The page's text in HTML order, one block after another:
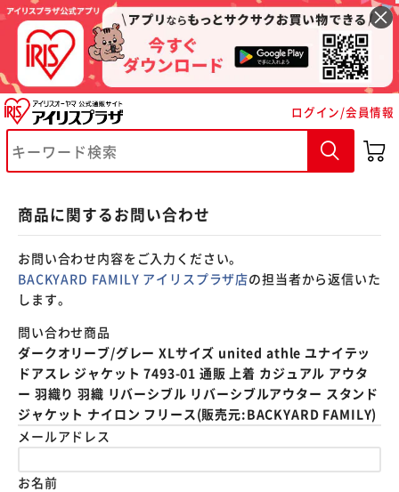
ログイン/会員情報
商品に関するお問い合わせ
お問い合わせ内容をご入力ください。
BACKYARD FAMILY アイリスプラザ店の担当者から返信いた
します。
問い合わせ商品
ダークオリーブ/グレー XLサイズ united athle ユナイテッ
ドアスレ ジャケット 7493-01 通販 上着 カジュアル アウタ
ー 羽織り 羽織 リバーシブル リバーシブルアウター スタンド
ジャケット ナイロン フリース(販売元:BACKYARD FAMILY)
メールアドレス
お名前
※ご確認ください
カートに入れる